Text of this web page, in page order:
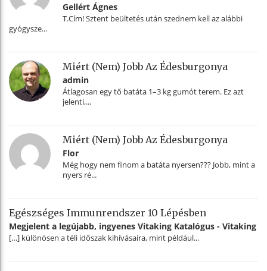
Gellért Ágnes
T.Cím! Sztent beültetés után szednem kell az alábbi
gyógysze...
Miért (nem) Jobb Az Édesburgonya
admin
Átlagosan egy tő batáta 1–3 kg gumót terem. Ez azt
jelenti,...
Miért (nem) Jobb Az Édesburgonya
Flor
Még hogy nem finom a batáta nyersen??? Jobb, mint a
nyers ré...
Egészséges Immunrendszer 10 Lépésben
Megjelent a legújabb, ingyenes Vitaking Katalógus - Vitaking
[…] különösen a téli időszak kihívásaira, mint például...